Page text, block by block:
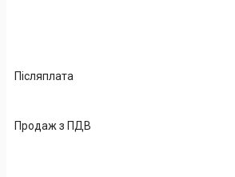
Післяплата
Продаж з ПДВ